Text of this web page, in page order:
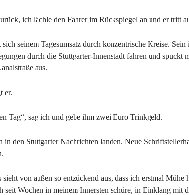
ich lächle den Fahrer im Rückspiegel an und er tritt
seinem Tagesumsatz durch konzentrische Kreise. Sein
durch die Stuttgarter-Innenstadt fahren und spuckt
aus.
er.
Tag“, sag ich und gebe ihm zwei Euro Trinkgeld.
den Stuttgarter Nachrichten landen. Neue
sieht von außen so entzückend aus, dass ich erstmal Mühe
seit Wochen in meinem Innersten schüre, in Einklang mit